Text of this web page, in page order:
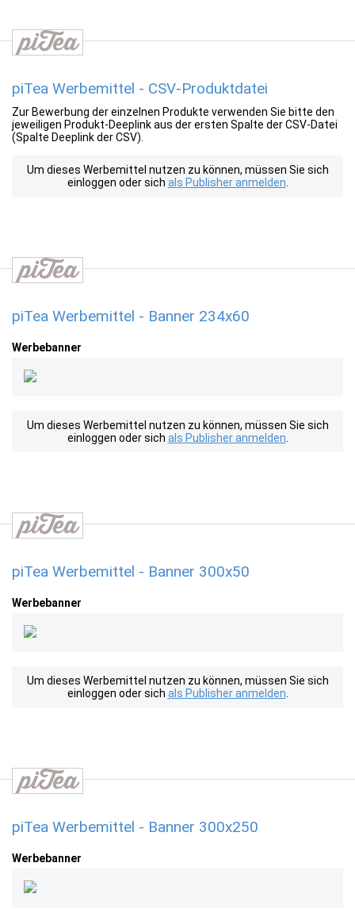
piTea Werbemittel - CSV-Produktdatei
Zur Bewerbung der einzelnen Produkte verwenden Sie bitte den
jeweiligen Produkt-Deeplink aus der ersten Spalte der CSV-Datei
(Spalte Deeplink der CSV).
Um dieses Werbemittel nutzen zu können, müssen Sie sich
einloggen oder sich als Publisher anmelden
piTea Werbemittel - Banner 234x60
Werbebanner
Um dieses Werbemittel nutzen zu können, müssen Sie sich
einloggen oder sich als Publisher anmelden
piTea Werbemittel - Banner 300x50
Werbebanner
Um dieses Werbemittel nutzen zu können, müssen Sie sich
einloggen oder sich als Publisher anmelden
piTea Werbemittel - Banner 300x250
Werbebanner